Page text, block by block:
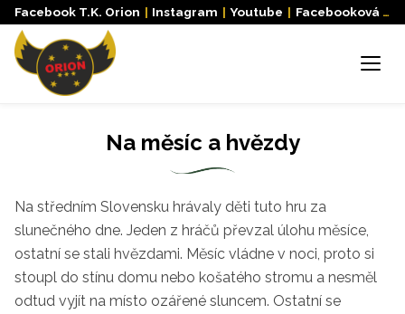
Facebook T.K. Orion | Instagram | Youtube | Facebooková skupina
Menu
Na měsíc a hvězdy
Na středním Slovensku hrávaly děti tuto hru za
slunečného dne. Jeden z hráčů převzal úlohu měsíce,
ostatní se stali hvězdami. Měsíc vládne v noci, proto si
stoupl do stínu domu nebo košatého stromu a nesměl
odtud vyjít na místo ozářené sluncem. Ostatní se